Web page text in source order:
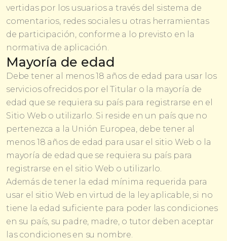
vertidas por los usuarios a través del sistema de
comentarios, redes sociales u otras herramientas
de participación, conforme a lo previsto en la
normativa de aplicación.
Mayoría de edad
Debe tener al menos 18 años de edad para usar los
servicios ofrecidos por el Titular o la mayoría de
edad que se requiera su país para registrarse en el
Sitio Web o utilizarlo. Si reside en un país que no
pertenezca a la Unión Europea, debe tener al
menos 18 años de edad para usar el sitio Web o la
mayoría de edad que se requiera su país para
registrarse en el sitio Web o utilizarlo.
Además de tener la edad mínima requerida para
usar el sitio Web en virtud de la ley aplicable, si no
tiene la edad suficiente para poder las condiciones
en su país, su padre, madre, o tutor deben aceptar
las condiciones en su nombre.